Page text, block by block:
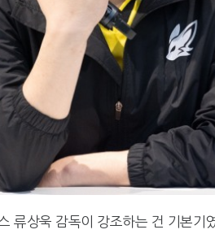
류상욱 감독이 강조하는 건 기본기